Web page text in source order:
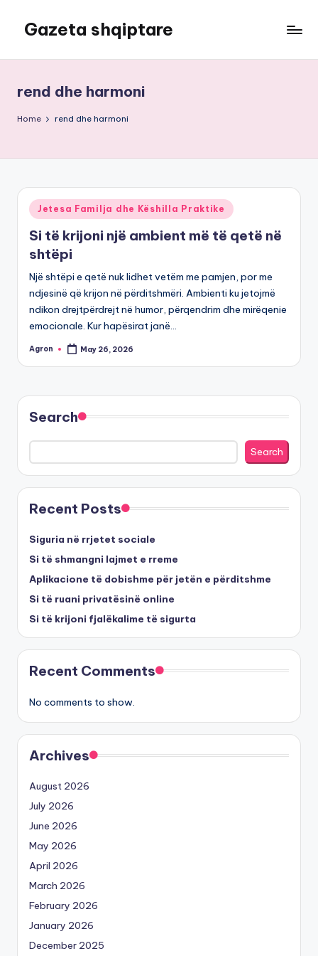
content
Gazeta shqiptare
rend dhe harmoni
Home rend dhe harmoni
Posted
in
Jetesa Familja dhe Këshilla Praktike
Si të krijoni një ambient më të qetë në
shtëpi
Një shtëpi e qetë nuk lidhet vetëm me pamjen, por me
ndjesinë që krijon në përditshmëri. Ambienti ku jetojmë
ndikon drejtpërdrejt në humor, përqendrim dhe mirëqenie
emocionale. Kur hapësirat janë…
Posted
Agron May 26, 2026
Search
Search
Recent Posts
Siguria në rrjetet sociale
Si të shmangni lajmet e rreme
Aplikacione të dobishme për jetën e përditshme
Si të ruani privatësinë online
Si të krijoni fjalëkalime të sigurta
Recent Comments
No comments to show.
Archives
August 2026
July 2026
June 2026
May 2026
April 2026
March 2026
February 2026
January 2026
December 2025